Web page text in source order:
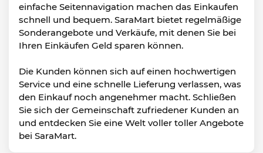
einfache Seitennavigation machen das Einkaufen
schnell und bequem. SaraMart bietet regelmäßige
Sonderangebote und Verkäufe, mit denen Sie bei
Ihren Einkäufen Geld sparen können.
Die Kunden können sich auf einen hochwertigen
Service und eine schnelle Lieferung verlassen, was
den Einkauf noch angenehmer macht. Schließen
Sie sich der Gemeinschaft zufriedener Kunden an
und entdecken Sie eine Welt voller toller Angebote
bei SaraMart.